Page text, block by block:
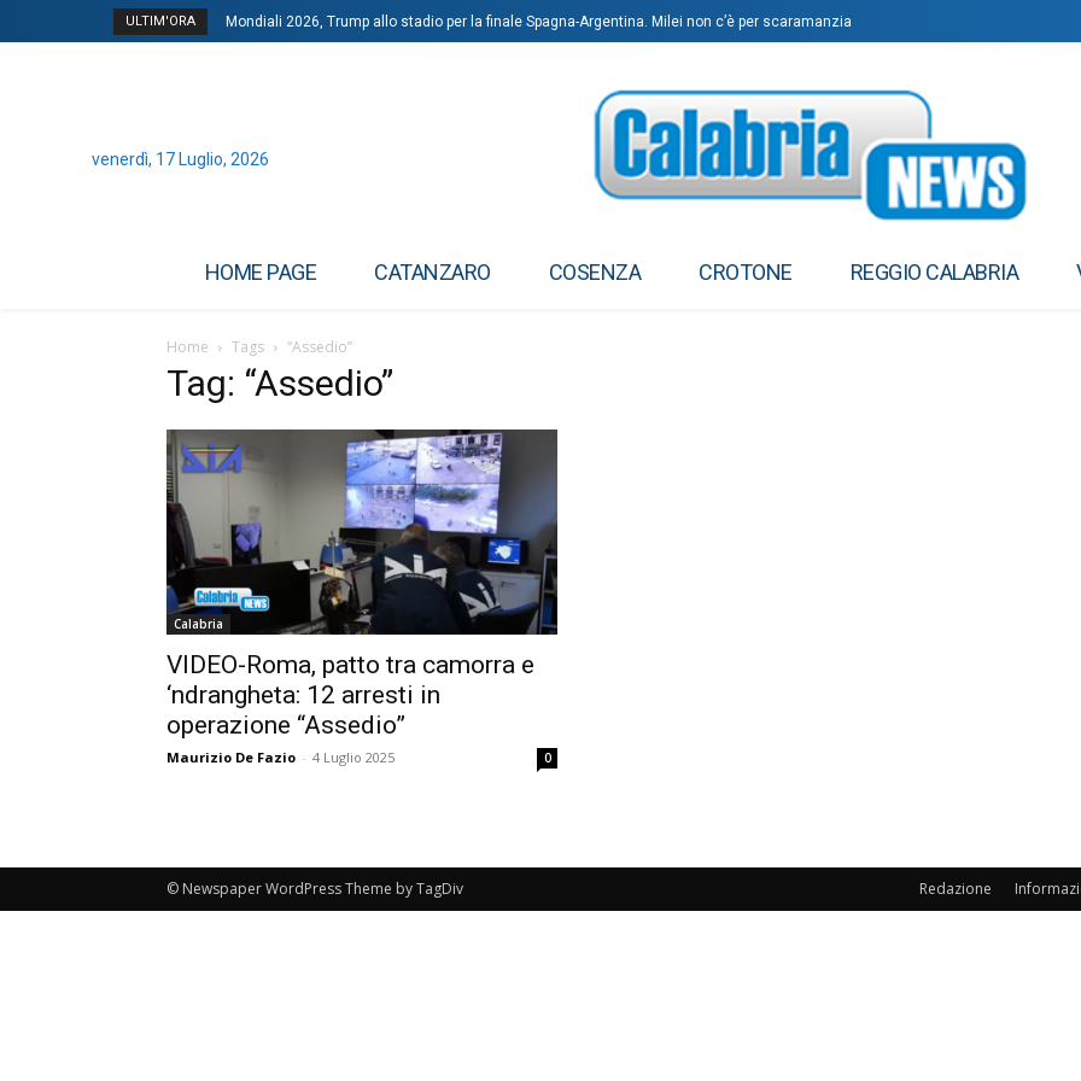
ULTIM'ORA Mondiali 2026, Trump allo stadio per la finale Spagna-Argentina. Milei non c’è per scaramanzia
venerdì, 17 Luglio, 2026
HOME PAGE CATANZARO COSENZA CROTONE REGGIO CALABRIA
Home Tags “Assedio”
Tag: “Assedio”
Calabria
VIDEO-Roma, patto tra camorra e
‘ndrangheta: 12 arresti in
operazione “Assedio”
Maurizio De Fazio - 4 Luglio 2025 0
Redazione
© Newspaper WordPress Theme by TagDiv